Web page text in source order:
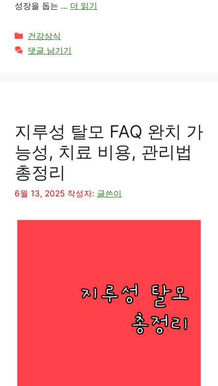
성장을 돕는 … 더 읽기
카
테
고
건강상식
댓글 남기기
지루성 탈모 FAQ 완치 가
능성, 치료 비용, 관리법
총정리
6월 13, 2025 작성자: 글쓴이